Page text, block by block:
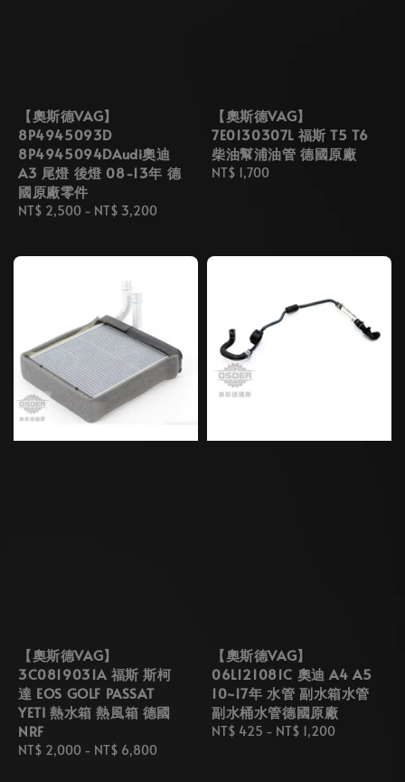
【奧斯德VAG】
8P4945093D
8P4945094DAudi奧迪
A3 尾燈 後燈 08-13年 德
國原廠零件
Regular
NT$ 2,500 - NT$ 3,200
【奧斯德VAG】
7E0130307L 福斯 T5 T6
柴油幫浦油管 德國原廠
Regular
NT$ 1,700
【奧斯德VAG】
3C0819031A 福斯 斯柯
達 EOS GOLF PASSAT
YETI 熱水箱 熱風箱 德國
NRF
Regular
NT$ 2,000 - NT$ 6,800
【奧斯德VAG】
06L121081C 奧迪 A4 A5
10~17年 水管 副水箱水管
副水桶水管德國原廠
Regular
NT$ 425 - NT$ 1,200